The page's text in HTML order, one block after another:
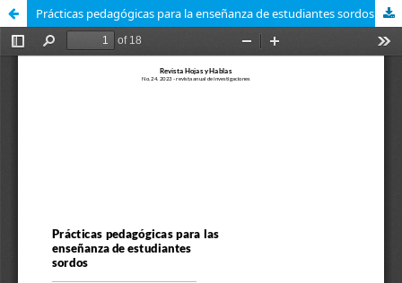
Prácticas pedagógicas para la enseñanza de estudiantes sordos